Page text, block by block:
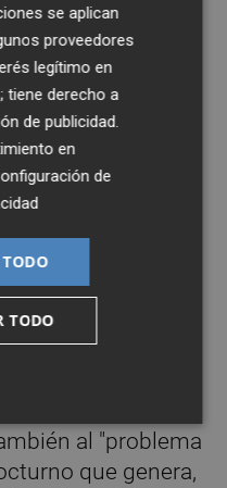
alumnado, que ha
aumentar los
de los
recarga para
de
invidentes y los
especialmente
que
así como la
y las
de
en este Pleno
al "problema
que genera,
se aplican
proveedores
legítimo en
tiene derecho a
de publicidad
en
de
TODO